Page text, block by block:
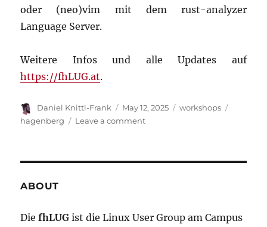
oder (neo)vim mit dem rust-analyzer
Language Server.
Weitere Infos und alle Updates auf
https://fhLUG.at.
Author
Daniel Knittl-Frank
Posted
on
May 12, 2025 Categories
workshops
hagenberg
Leave a commenton
ABOUT
DiefhLUG ist die Linux User Group am Campus